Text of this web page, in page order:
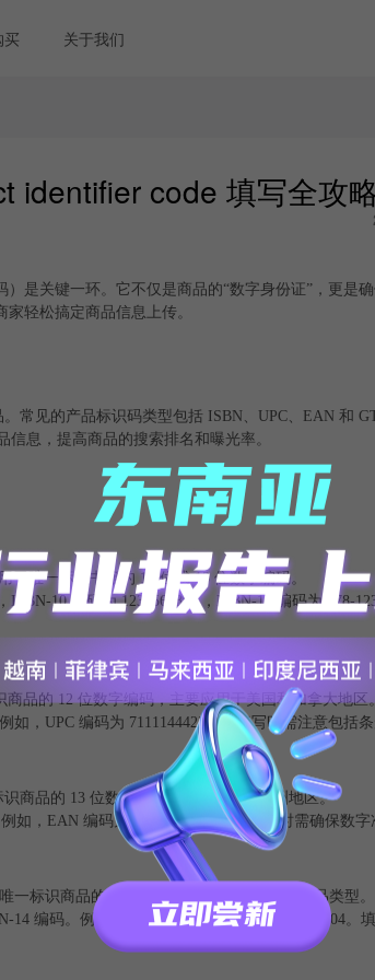
关于我们
identifier code 填写全攻
是关键一环。它不仅是商品的“数字身份证”，更是
轻松搞定商品信息上传。
常见的产品标识码类型包括 ISBN、UPC、EAN 和
息，提高商品的搜索排名和曝光率。
于唯一标识书籍的 10 位或 13 位数字编码。
10 编码为 123456789X，ISBN-13 编码为 978-
品的 12 位数字编码，主要应用于美国和加拿大地区
，UPC 编码为 711114442227。填写时需注意包括
商品的 13 位数字编码，主要应用于欧洲地区。
，EAN 编码为 9751115554444。填写时需确保数字
一标识商品的 14 位数字编码，适用于各种商品类型。
编码。例如，GTIN-14 编码为 10384478861804。